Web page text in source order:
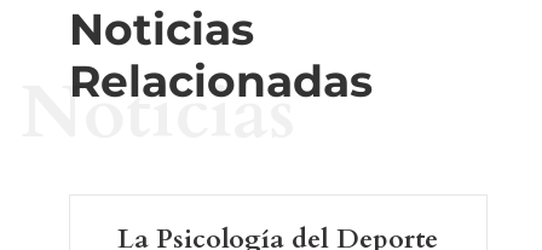
Noticias
Relacionadas
Noticias
La Psicología del Deporte